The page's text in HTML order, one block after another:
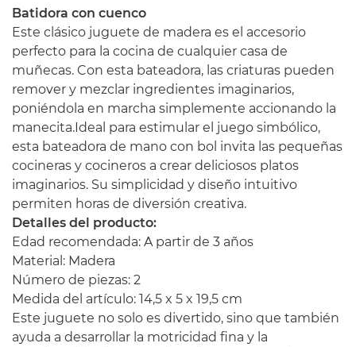
Batidora con cuenco
Este clásico juguete de madera es el accesorio
perfecto para la cocina de cualquier casa de
muñecas. Con esta bateadora, las criaturas pueden
remover y mezclar ingredientes imaginarios,
poniéndola en marcha simplemente accionando la
manecita.Ideal para estimular el juego simbólico,
esta bateadora de mano con bol invita las pequeñas
cocineras y cocineros a crear deliciosos platos
imaginarios. Su simplicidad y diseño intuitivo
permiten horas de diversión creativa.
Detalles del producto:
Edad recomendada: A partir de 3 años
Material: Madera
Número de piezas: 2
Medida del artículo: 14,5 x 5 x 19,5 cm
Este juguete no solo es divertido, sino que también
ayuda a desarrollar la motricidad fina y la